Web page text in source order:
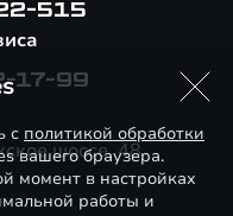
515
17-99
шоссе, 48
с политикой обработки
вашего браузера.
момент в настройках
работы и